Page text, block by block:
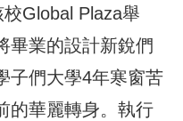
Global Plaza舉
畢業的設計新銳們
子們大學4年寒窗苦
的華麗轉身。執行